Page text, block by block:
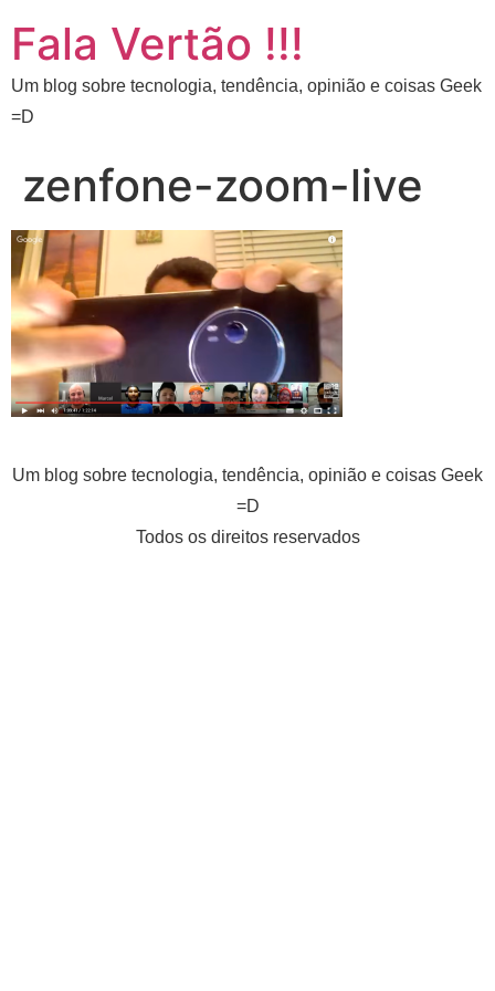
Fala Vertão !!!
Um blog sobre tecnologia, tendência, opinião e coisas Geek
=D
zenfone-zoom-live
Um blog sobre tecnologia, tendência, opinião e coisas Geek
=D
Todos os direitos reservados